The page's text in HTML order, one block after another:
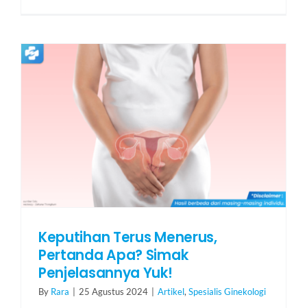
Keputihan Terus Menerus,
Pertanda Apa? Simak
Penjelasannya Yuk!
By Rara 25 Agustus 2024 Artikel, Spesialis Ginekologi